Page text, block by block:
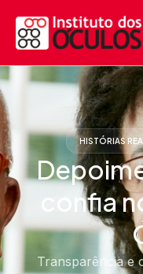
HISTÓRIAS
confia
Transparência e